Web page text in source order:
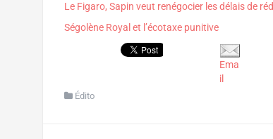
Le Figaro, Sapin veut renégocier les délais de
Ségolène Royal et l’écotaxe punitive
Ema
il
Édito